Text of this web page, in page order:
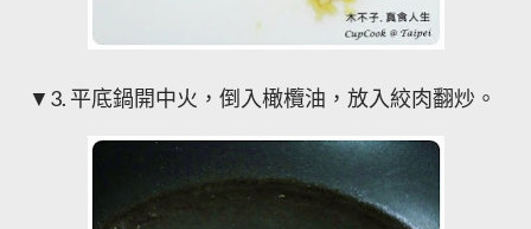
▼3. 平底鍋開中火，倒入橄欖油，放入絞肉翻炒。